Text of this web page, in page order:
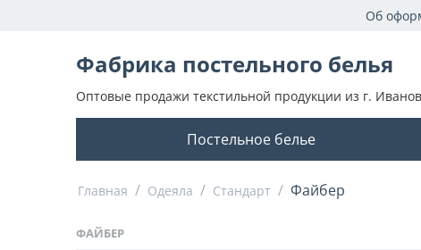
Об
Фабрика постельного белья
Оптовые продажи текстильной продукции из г.
Постельное белье
Главная / Одеяла / Стандарт / Файбер
ФАЙБЕР